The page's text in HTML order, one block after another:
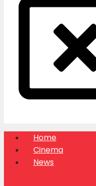
Home
Cinema
News